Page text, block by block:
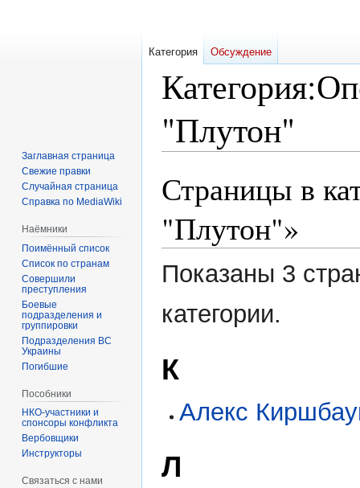
Категория:
"Плутон"
ккСтраницы в
"Плутон"»
Показаны 3
категории.
К
Алекс
Л
Категория Обсуждение
Заглавная страница
Свежие правки
Случайная страница
Справка по MediaWiki
Наёмники
Поимённый список
Список по странам
Совершили
преступления
Боевые
подразделения и
группировки
Подразделения ВС
Украины
Погибшие
Пособники
спонсоры конфликта
‏‎Вербовщики
Инструкторы
Связаться с нами